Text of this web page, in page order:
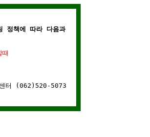
책에 따라 다음과 같은 경우에는 웹사이트 연
센터 (062)520-5073